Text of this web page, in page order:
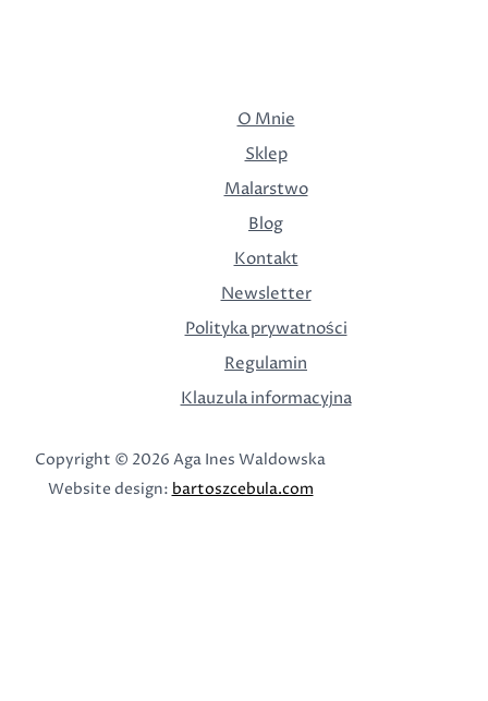
O Mnie
Sklep
Malarstwo
Blog
Kontakt
Newsletter
Polityka prywatności
Regulamin
Klauzula informacyjna
Copyright © 2026 Aga Ines Waldowska
Website design: bartoszcebula.com